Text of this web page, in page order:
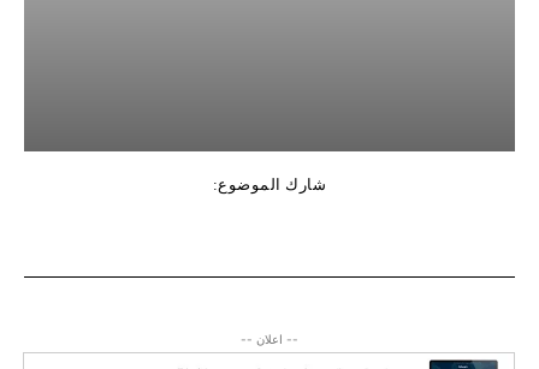
شارك الموضوع:
-- اعلان --